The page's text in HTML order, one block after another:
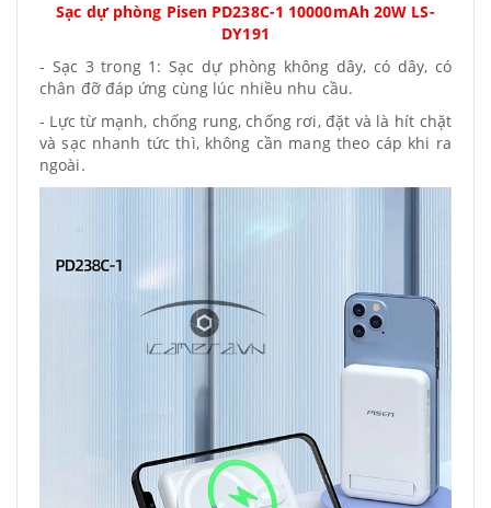
Sạc dự phòng Pisen PD238C-1 10000mAh 20W LS-
DY191
- Sạc 3 trong 1: Sạc dự phòng không dây, có dây, có
chân đỡ đáp ứng cùng lúc nhiều nhu cầu.
- Lực từ mạnh, chống rung, chống rơi, đặt và là hít chặt
và sạc nhanh tức thì, không cần mang theo cáp khi ra
ngoài.